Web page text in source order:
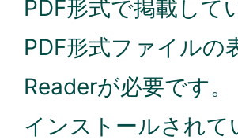
PDF形式で掲載して
PDF形式ファイルの
Readerが必要です。
インストールされ